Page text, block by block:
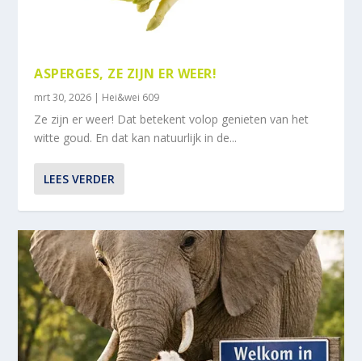
ASPERGES, ZE ZIJN ER WEER!
mrt 30, 2026 | Hei&wei 609
Ze zijn er weer! Dat betekent volop genieten van het
witte goud. En dat kan natuurlijk in de...
LEES VERDER